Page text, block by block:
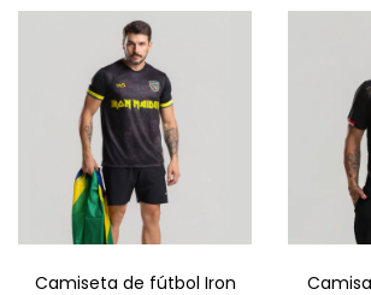
Camiseta de fútbol Iron